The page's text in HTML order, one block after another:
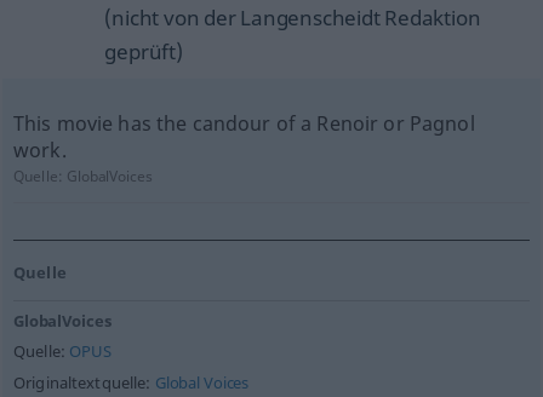
(nicht von der Langenscheidt Redaktion
geprüft)
This movie has the candour of a Renoir or Pagnol
work.
Quelle: GlobalVoices
Quelle
GlobalVoices
Quelle: OPUS
Originaltextquelle: Global Voices